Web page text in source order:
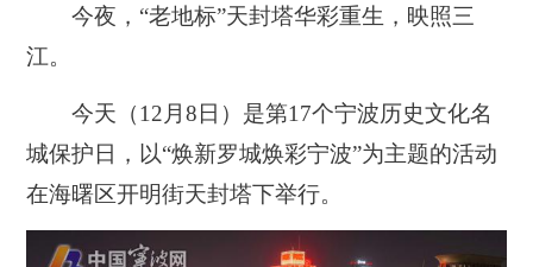
今夜，“老地标”天封塔华彩重生，映照三
江。
今天（12月8日）是第17个宁波历史文化名
城保护日，以“焕新罗城焕彩宁波”为主题的活动
在海曙区开明街天封塔下举行。